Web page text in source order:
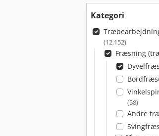
Kategori
(12.152)
Fræsning
(58)
Andre